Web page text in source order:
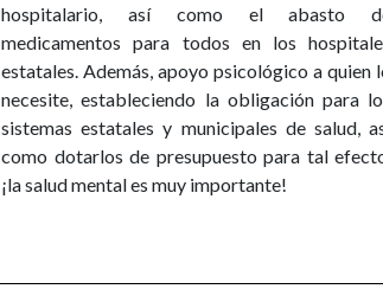
hospitalario, así como el abasto
medicamentos para todos en los
estatales. Además, apoyo psicológico a quien
necesite, estableciendo la obligación para
sistemas estatales y municipales de salud,
como dotarlos de presupuesto para tal
¡la salud mental es muy importante!